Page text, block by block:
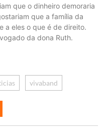
que o dinheiro demoraria
que a família da
a eles o que é de direito.
da dona Ruth.
vivaband